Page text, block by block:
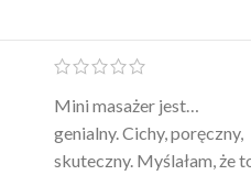
Mini masażer jest…
genialny. Cichy, poręczny,
skuteczny. Myślałam, że to